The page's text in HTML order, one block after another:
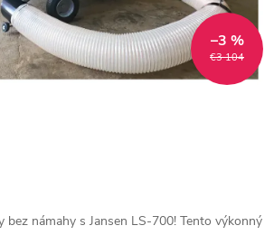
€3 104
–3 %
bez námahy s Jansen LS-700! Tento výkonný